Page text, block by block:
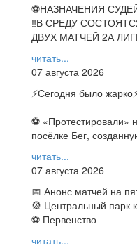
⚽НАЗНАЧЕНИЯ
‼В СРЕДУ
ДВУХ МАТЧЕЙ 2А
читать...
07 августа 2026
⚡️Сегодня было
⚽
посёлке Бег,
читать...
07 августа 2026
📅 Анонс матчей на
🎡 Центральный парк
⚽ Первенство
читать...